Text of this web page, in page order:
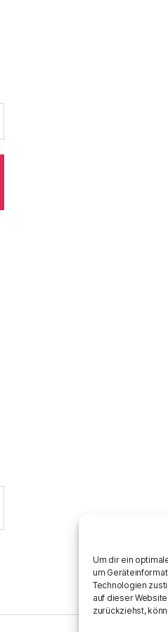
Um dir ein
um
Technologien
auf dieser
zurückziehst,